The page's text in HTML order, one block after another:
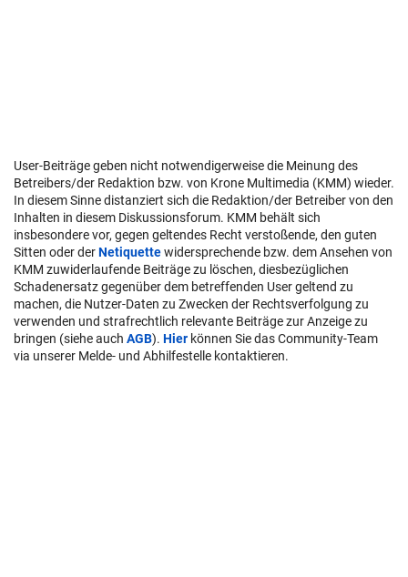
User-Beiträge geben nicht notwendigerweise die Meinung des
Betreibers/der Redaktion bzw. von Krone Multimedia (KMM) wieder.
In diesem Sinne distanziert sich die Redaktion/der Betreiber von den
Inhalten in diesem Diskussionsforum. KMM behält sich
insbesondere vor, gegen geltendes Recht verstoßende, den guten
Sitten oder derNetiquettewidersprechende bzw. dem Ansehen von
KMM zuwiderlaufende Beiträge zu löschen, diesbezüglichen
Schadenersatz gegenüber dem betreffenden User geltend zu
machen, die Nutzer-Daten zu Zwecken der Rechtsverfolgung zu
verwenden und strafrechtlich relevante Beiträge zur Anzeige zu
bringen (siehe auch AGB). Hier können Sie das Community-Team
via unserer Melde- und Abhilfestelle kontaktieren.